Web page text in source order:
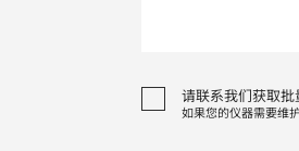
请联系我们获取批
如果您的仪器需要维